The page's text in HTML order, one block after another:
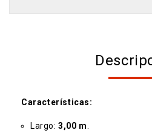
Características:
Largo:3,00 m.